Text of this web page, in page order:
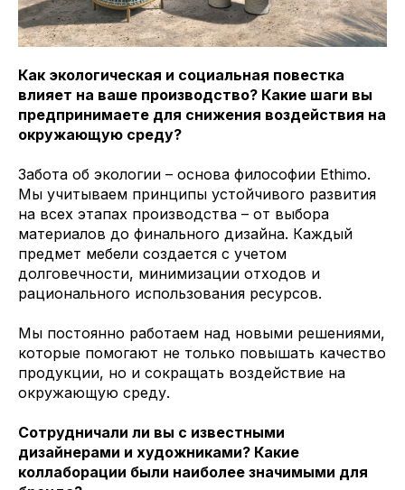
Как экологическая и социальная повестка
влияет на ваше производство? Какие шаги вы
предпринимаете для снижения воздействия на
окружающую среду?
Забота об экологии – основа философии Ethimo.
Мы учитываем принципы устойчивого развития
на всех этапах производства – от выбора
материалов до финального дизайна. Каждый
предмет мебели создается с учетом
долговечности, минимизации отходов и
рационального использования ресурсов.
Мы постоянно работаем над новыми решениями,
которые помогают не только повышать качество
продукции, но и сокращать воздействие на
окружающую среду.
Сотрудничали ли вы с известными
дизайнерами и художниками? Какие
коллаборации были наиболее значимыми для